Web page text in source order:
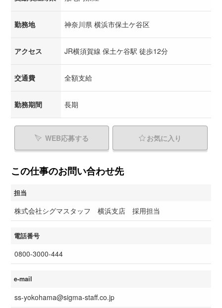
勤務地 神奈川県 横浜市保土ケ谷区
アクセス JR横須賀線 保土ケ谷駅 徒歩12分
交通費 全額支給
勤務期間 長期
WEB応募する お気に入り
この仕事のお問い合わせ先
担当
株式会社シグマスタッフ 横浜支店 採用担当
電話番号
0800-3000-444
e-mail
ss-yokohama@sigma-staff.co.jp